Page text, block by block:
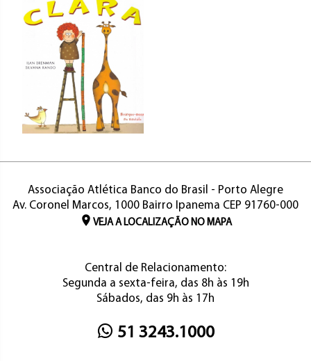
Associação Atlética Banco do Brasil - Porto Alegre
Av. Coronel Marcos, 1000 Bairro Ipanema CEP 91760-000
VEJA A LOCALIZAÇÃO NO MAPA
Central de Relacionamento:
Segunda a sexta-feira, das 8h às 19h
Sábados, das 9h às 17h
51 3243.1000